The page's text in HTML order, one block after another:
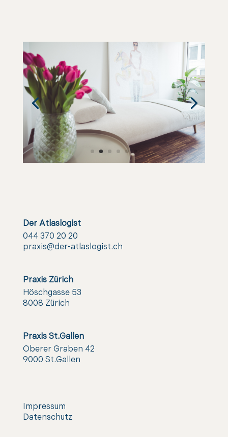
Der Atlaslogist
044 370 20 20
praxis@der-atlaslogist.ch
Praxis Zürich
Höschgasse 53
8008 Zürich
Praxis St.Gallen
Oberer Graben 42
9000 St.Gallen
Impressum
Datenschutz